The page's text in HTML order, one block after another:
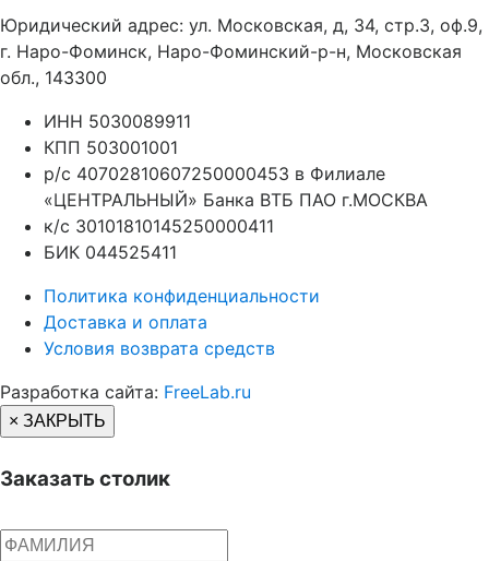
Юридический адрес: ул. Московская, д, 34, стр.3, оф.9,
г. Наро-Фоминск, Наро-Фоминский-р-н, Московская
обл., 143300
ИНН 5030089911
КПП 503001001
р/с 40702810607250000453 в Филиале
«ЦЕНТРАЛЬНЫЙ» Банка ВТБ ПАО г.МОСКВА
к/с 30101810145250000411
БИК 044525411
Политика конфиденциальности
Доставка и оплата
Условия возврата средств
Разработка сайта: FreeLab.ru
× ЗАКРЫТЬ
Заказать столик